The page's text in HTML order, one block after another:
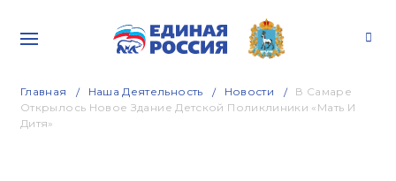
Главная Наша Деятельность Новости
В Самаре
Открылось Новое Здание Детской Поликлиники «Мать И
Дитя»